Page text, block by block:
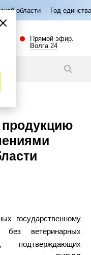
единства народов России
Прямой эфир.
Волга 24
государственному
без ветеринарных
подтверждающих